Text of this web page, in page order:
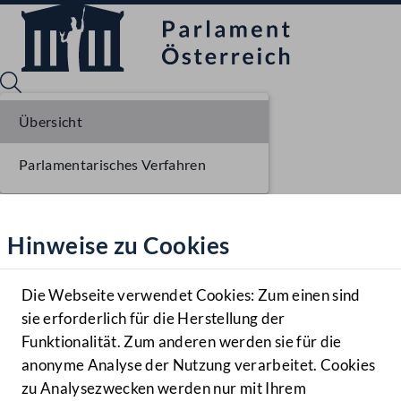
Hilfe
Benutzer
Navigationsmenü öffnen
MENÜ
Hinweise zu Cookies
Die Webseite verwendet Cookies: Zum einen sind
sie erforderlich für die Herstellung der
Funktionalität. Zum anderen werden sie für die
anonyme Analyse der Nutzung verarbeitet. Cookies
zu Analysezwecken werden nur mit Ihrem
Übersicht
Parlamentarisches Verfahren